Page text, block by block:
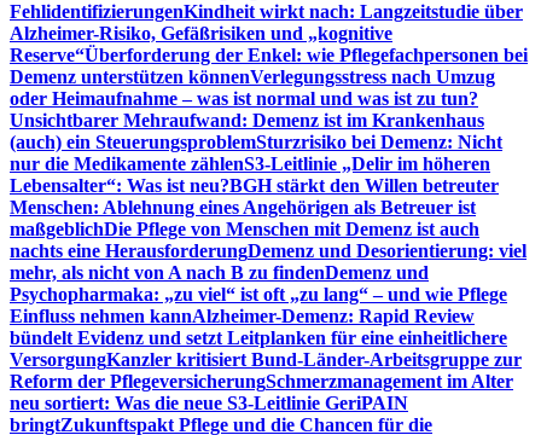
FehlidentifizierungenKindheit wirkt nach: Langzeitstudie über
Alzheimer-Risiko, Gefäßrisiken und „kognitive
Reserve“Überforderung der Enkel: wie Pflegefachpersonen bei
Demenz unterstützen könnenVerlegungsstress nach Umzug
oder Heimaufnahme – was ist normal und was ist zu tun?
Unsichtbarer Mehraufwand: Demenz ist im Krankenhaus
(auch) ein SteuerungsproblemSturzrisiko bei Demenz: Nicht
nur die Medikamente zählenS3-Leitlinie „Delir im höheren
Lebensalter“: Was ist neu?BGH stärkt den Willen betreuter
Menschen: Ablehnung eines Angehörigen als Betreuer ist
maßgeblichDie Pflege von Menschen mit Demenz ist auch
nachts eine HerausforderungDemenz und Desorientierung: viel
mehr, als nicht von A nach B zu findenDemenz und
Psychopharmaka: „zu viel“ ist oft „zu lang“ – und wie Pflege
Einfluss nehmen kannAlzheimer-Demenz: Rapid Review
bündelt Evidenz und setzt Leitplanken für eine einheitlichere
VersorgungKanzler kritisiert Bund-Länder-Arbeitsgruppe zur
Reform der PflegeversicherungSchmerzmanagement im Alter
neu sortiert: Was die neue S3-Leitlinie GeriPAIN
bringtZukunftspakt Pflege und die Chancen für die